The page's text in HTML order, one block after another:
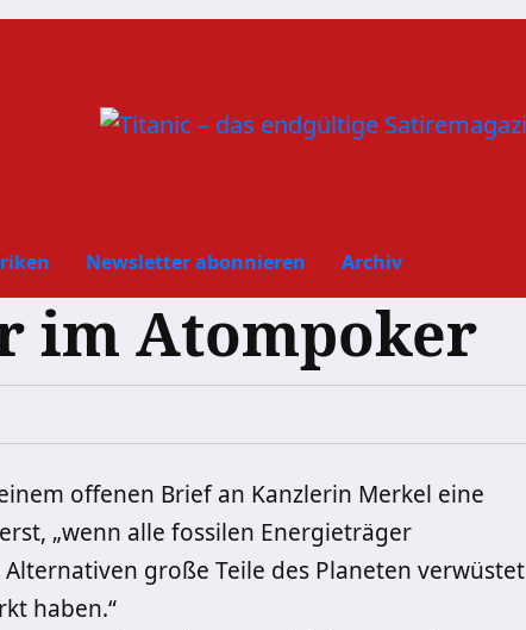
Newsletter abonnieren Archiv
im Atompoker
offenen Brief an Kanzlerin Merkel eine
„wenn alle fossilen Energieträger
große Teile des Planeten verwüstet
haben.“